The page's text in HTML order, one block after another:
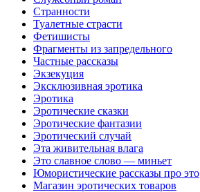
Странности
Туалетные страсти
Фетишисты
Фрагменты из запредельного
Частные рассказы
Экзекуция
Эксклюзивная эротика
Эротика
Эротические сказки
Эротические фантазии
Эротический случай
Эта живительная влага
Это славное слово — миньет
Юмористические рассказы про это
Магазин эротических товаров